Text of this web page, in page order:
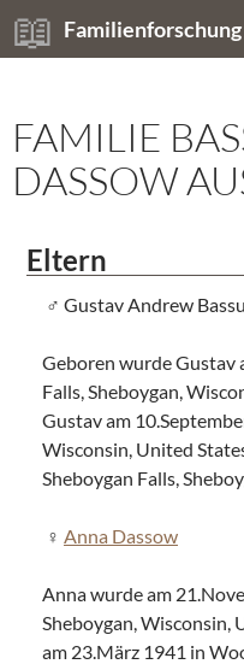
Zum
Inhalt
Suchen
FAMILIE
DASSOW
Eltern
Gustav Andrew
Geboren wurde Gustav
Falls, Sheboygan,
Gustav am
Wisconsin, United
Sheboygan Falls,
Anna Dassow
Anna wurde am
Sheboygan, Wisconsin,
am 23.März 1941 in